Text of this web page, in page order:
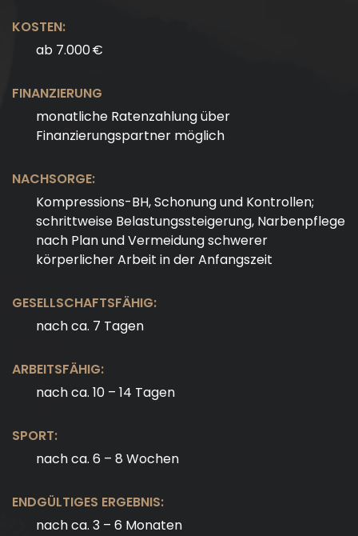
KOSTEN:
ab 7.000 €
FINANZIERUNG
monatliche Ratenzahlung über
Finanzierungspartner möglich
NACHSORGE:
Kompressions-BH, Schonung und Kontrollen;
schrittweise Belastungssteigerung, Narbenpflege
nach Plan und Vermeidung schwerer
körperlicher Arbeit in der Anfangszeit
GESELLSCHAFTSFÄHIG:
nach ca. 7 Tagen
ARBEITSFÄHIG:
nach ca. 10 – 14 Tagen
SPORT:
nach ca. 6 – 8 Wochen
ENDGÜLTIGES ERGEBNIS:
nach ca. 3 – 6 Monaten